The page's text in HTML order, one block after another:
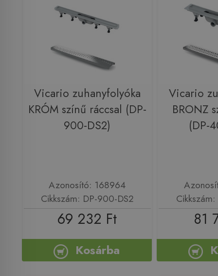
Vicario zuhanyfolyóka
KRÓM színű ráccsal (DP-
900-DS2)
Azonosító: 168964
Cikkszám: DP-900-DS2
69 232 Ft
Kosárba
Vicario
BRONZ
(DP-
81